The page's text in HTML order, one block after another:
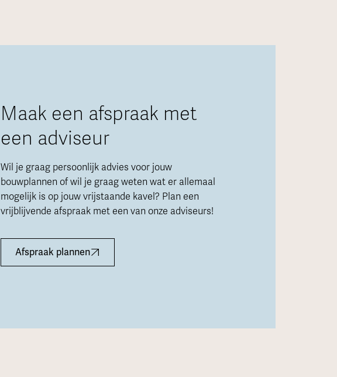
Maak een afspraak met
een adviseur
Wil je graag persoonlijk advies voor jouw
bouwplannen of wil je graag weten wat er allemaal
mogelijk is op jouw vrijstaande kavel? Plan een
vrijblijvende afspraak met een van onze adviseurs!
Afspraak plannen